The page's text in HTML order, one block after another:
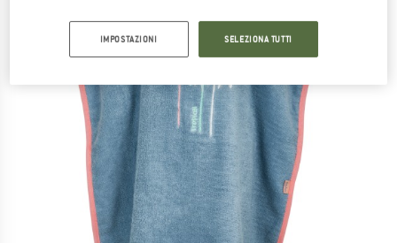
IMPOSTAZIONI SELEZIONA TUTTI